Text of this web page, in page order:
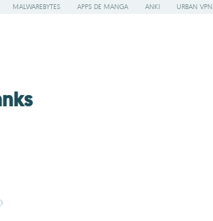
MALWAREBYTES APPS DE MANGA ANKI URBAN VPN